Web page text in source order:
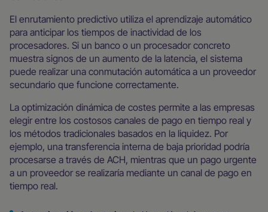
El enrutamiento predictivo utiliza el aprendizaje automático
para anticipar los tiempos de inactividad de los
procesadores. Si un banco o un procesador concreto
muestra signos de un aumento de la latencia, el sistema
puede realizar una conmutación automática a un proveedor
secundario que funcione correctamente.
La optimización dinámica de costes permite a las empresas
elegir entre los costosos canales de pago en tiempo real y
los métodos tradicionales basados en la liquidez. Por
ejemplo, una transferencia interna de baja prioridad podría
procesarse a través de ACH, mientras que un pago urgente
a un proveedor se realizaría mediante un canal de pago en
tiempo real.